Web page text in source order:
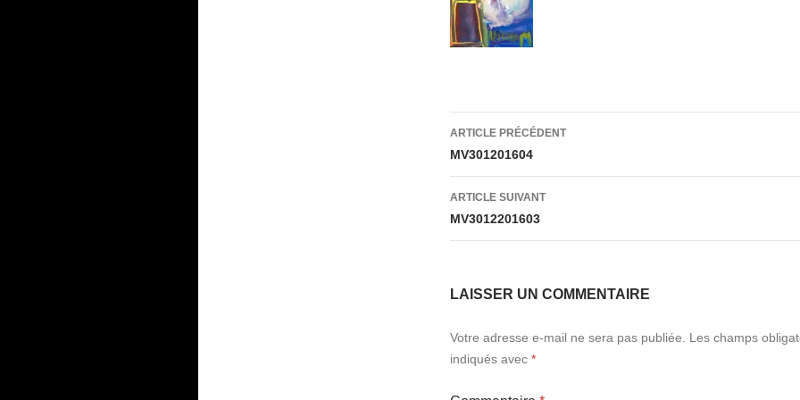
Navigation
des
articles
ARTICLE PRÉCÉDENT
MV301201604
ARTICLE SUIVANT
MV3012201603
LAISSER UN COMMENTAIRE
Votre adresse e-mail ne sera pas publiée.
Les champs
indiqués avec *